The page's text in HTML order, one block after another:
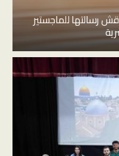
رسالتها للماجستير